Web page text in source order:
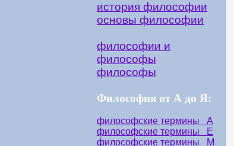
история философии
основы философии
философии и
философы
философы
Философия от А до Я:
философские термины А
философские термины Е
философские термины М